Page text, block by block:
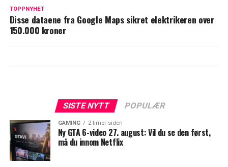
TOPPNYHET
Disse dataene fra Google Maps sikret elektrikeren over
150.000 kroner
SISTE NYTT POPULÆR
GAMING 2 timer siden
Ny GTA 6-video 27. august: Vil du se den først,
må du innom Netflix